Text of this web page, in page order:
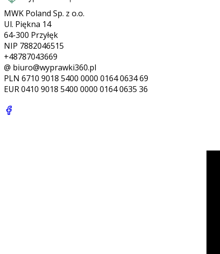
MWK Poland Sp. z o.o.
Ul. Piękna 14
64-300 Przyłęk
NIP 7882046515
+48787043669
@ biuro@wyprawki360.pl
PLN 6710 9018 5400 0000 0164 0634 69
EUR0410 9018 5400 0000 0164 0635 36